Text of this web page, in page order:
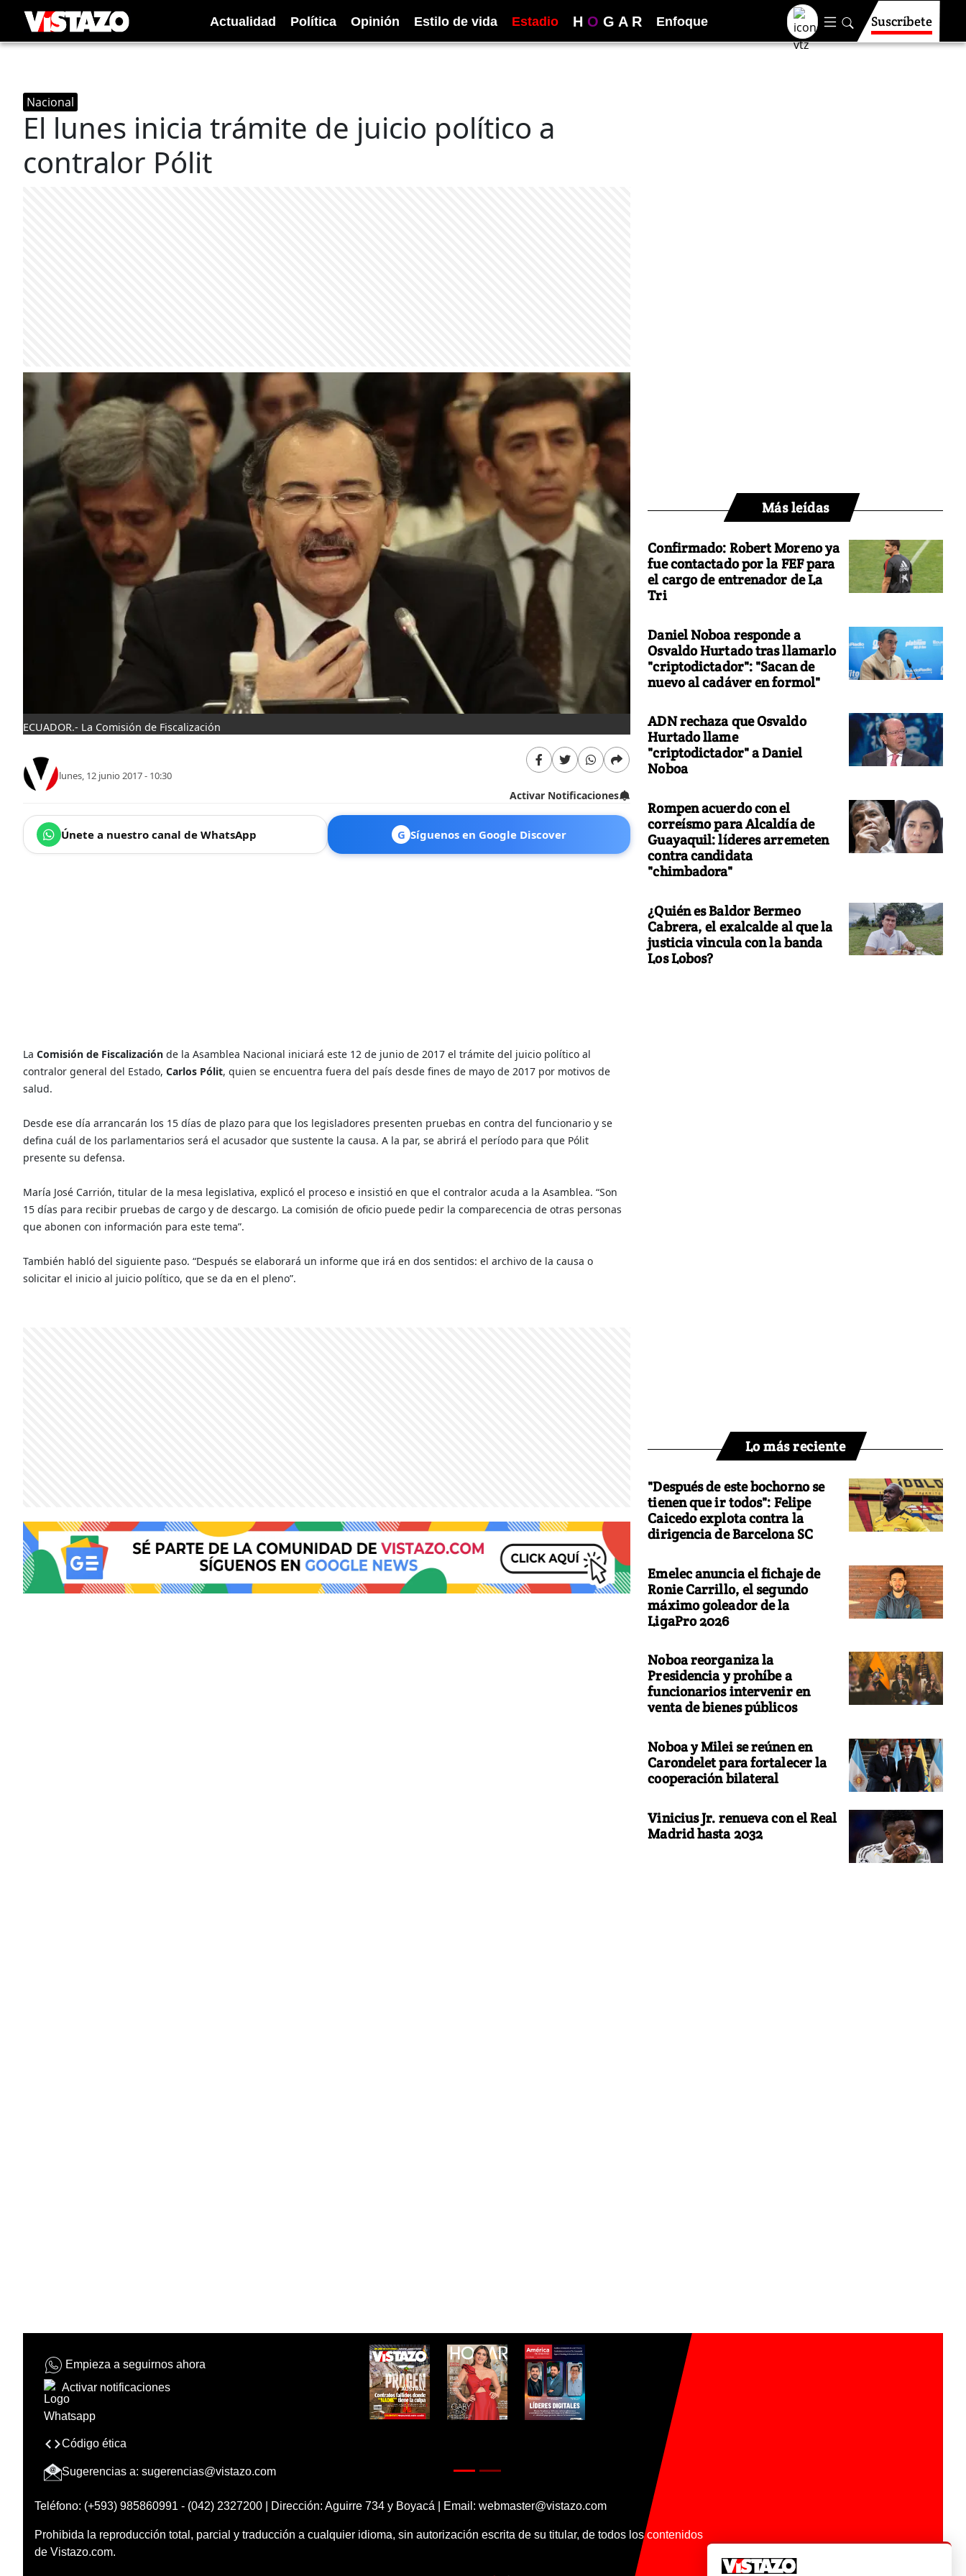
Actualidad Política Opinión Estilo de vida Estadio H O G A R Enfoque Suscríbete
Nacional
El lunes inicia trámite de juicio político a
contralor Pólit
ECUADOR.- La Comisión de Fiscalización
lunes, 12 junio 2017 - 10:30
Activar Notificaciones
Únete a nuestro canal de WhatsApp G Síguenos en Google Discover
La Comisión de Fiscalización de la Asamblea Nacional iniciará este 12 de junio de 2017 el trámite del juicio político al
contralor general del Estado, Carlos Pólit, quien se encuentra fuera del país desde fines de mayo de 2017 por motivos de
salud.
Desde ese día arrancarán los 15 días de plazo para que los legisladores presenten pruebas en contra del funcionario y se
defina cuál de los parlamentarios será el acusador que sustente la causa. A la par, se abrirá el período para que Pólit
presente su defensa.
María José Carrión, titular de la mesa legislativa, explicó el proceso e insistió en que el contralor acuda a la Asamblea. “Son
15 días para recibir pruebas de cargo y de descargo. La comisión de oficio puede pedir la comparecencia de otras personas
que abonen con información para este tema”.
También habló del siguiente paso. “Después se elaborará un informe que irá en dos sentidos: el archivo de la causa o
solicitar el inicio al juicio político, que se da en el pleno”.
Más leídas
Confirmado: Robert Moreno ya
fue contactado por la FEF para
el cargo de entrenador de La
Tri
Daniel Noboa responde a
Osvaldo Hurtado tras llamarlo
"criptodictador": "Sacan de
nuevo al cadáver en formol"
ADN rechaza que Osvaldo
Hurtado llame
"criptodictador" a Daniel
Noboa
Rompen acuerdo con el
correísmo para Alcaldía de
Guayaquil: líderes arremeten
contra candidata
"chimbadora"
¿Quién es Baldor Bermeo
Cabrera, el exalcalde al que la
justicia vincula con la banda
Los Lobos?
Lo más reciente
"Después de este bochorno se
tienen que ir todos": Felipe
Caicedo explota contra la
dirigencia de Barcelona SC
Emelec anuncia el fichaje de
Ronie Carrillo, el segundo
máximo goleador de la
LigaPro 2026
Noboa reorganiza la
Presidencia y prohíbe a
funcionarios intervenir en
venta de bienes públicos
Noboa y Milei se reúnen en
Carondelet para fortalecer la
cooperación bilateral
Vinicius Jr. renueva con el Real
Madrid hasta 2032
Empieza a seguirnos ahora
Activar notificaciones
Código ética
Sugerencias a: sugerencias@vistazo.com
Teléfono: (+593) 985860991 - (042) 2327200 | Dirección: Aguirre 734 y Boyacá | Email: webmaster@vistazo.com
Prohibida la reproducción total, parcial y traducción a cualquier idioma, sin autorización escrita de su titular, de todos los contenidos
de Vistazo.com.